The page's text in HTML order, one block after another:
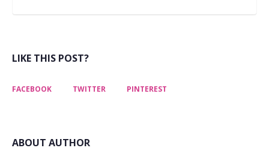
LIKE THIS POST?
FACEBOOK TWITTER PINTEREST
ABOUT AUTHOR